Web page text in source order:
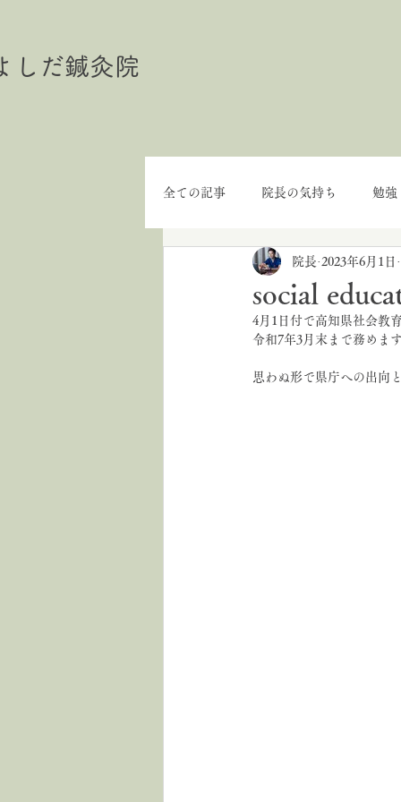
しだ鍼灸院
全ての記事 院長の気持ち 勉強
social
院長 2023年6月1日
4月1日付で高知県社会教
令和7年3月末まで務めま
思わぬ形で県庁への出向